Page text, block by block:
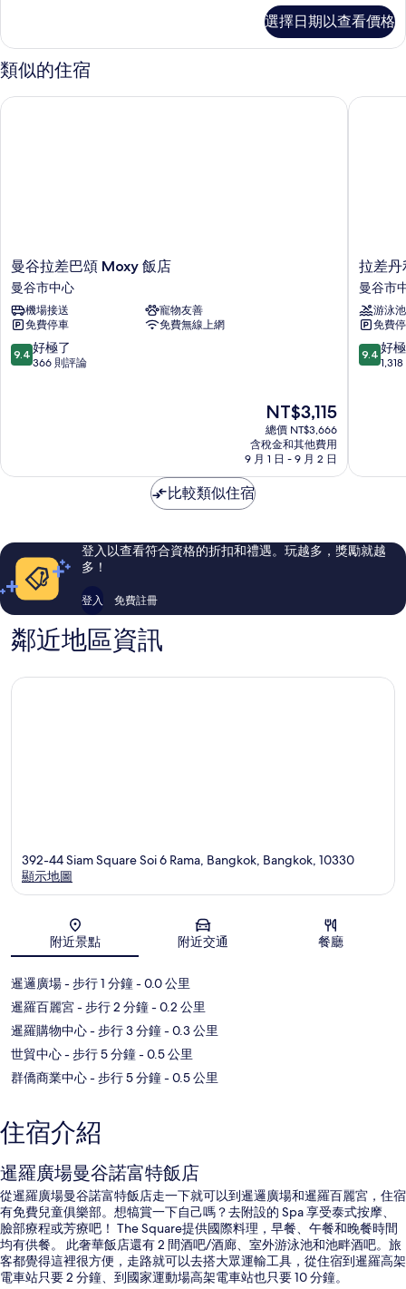
相
片
沙
發
的
沙
床
詳
張
特
大
雙
發
床
的
所
有
客
房,
1
特
床
的
詳
選擇日期以查看價格
類似的住宿
曼
谷
拉
差
巴
頌
Moxy
心
曼谷拉差巴頌 Moxy 飯店
曼谷市中心
機場接送
寵物友善
免費停車
免費無線上網
9.4
分，
了，
論
9.4 好極了
366 則評論
現
在
價
格
為
NT$3,115
總價 NT$3,666
含稅金和其他費用
9 月 1 日 - 9 月 2 日
曼谷拉差巴頌 Moxy 飯店
拉
差
丹
利
中
心
點
中
拉差丹
曼谷市
游泳池
免費
9.4
分，
了，
論
9.4 好
拉差丹
比較類似住宿
登入以查看符合資格的折扣和禮遇。玩越多，獎勵就越
多！
登入 免費註冊
鄰近地區資訊
地圖
392-44 Siam Square Soi 6 Rama, Bangkok, Bangkok, 10330
顯示地圖
附近景點 附近交通 餐廳
暹邏廣場- 步行 1 分鐘- 0.0 公里
暹羅百麗宮- 步行 2 分鐘- 0.2 公里
暹羅購物中心- 步行 3 分鐘- 0.3 公里
世貿中心- 步行 5 分鐘- 0.5 公里
群僑商業中心- 步行 5 分鐘- 0.5 公里
住宿介紹
暹羅廣場曼谷諾富特飯店
從暹羅廣場曼谷諾富特飯店走一下就可以到暹邏廣場和暹羅百麗宮，住宿
有免費兒童俱樂部。想犒賞一下自己嗎？去附設的 Spa 享受泰式按摩、
臉部療程或芳療吧！ The Square提供國際料理，早餐、午餐和晚餐時間
均有供餐。 此奢華飯店還有 2 間酒吧/酒廊、室外游泳池和池畔酒吧。旅
客都覺得這裡很方便，走路就可以去搭大眾運輸工具，從住宿到暹羅高架
電車站只要 2 分鐘、到國家運動場高架電車站也只要 10 分鐘。